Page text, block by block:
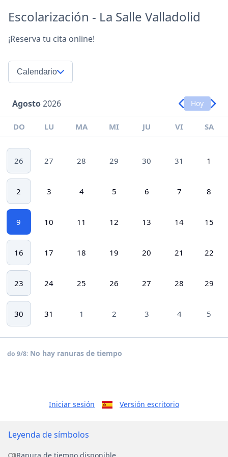
Escolarización - La Salle Valladolid
¡Reserva tu cita online!
Calendario
Agosto2026 Hoy
DO LU MA MI JU VI SA
26 27 28 29 30 31 1
2 3 4 5 6 7 8
9 10 11 12 13 14 15
16 17 18 19 20 21 22
23 24 25 26 27 28 29
30 31 1 2 3 4 5
do 9/8: No hay ranuras de tiempo
Iniciar sesión Versión escritorio
Leyenda de símbolos
Ranura de tiempo disponible